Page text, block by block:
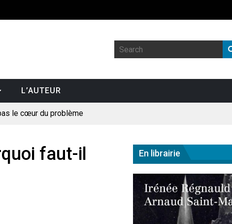
L’AUTEUR
le cœur du problème
faut-il
En librairie